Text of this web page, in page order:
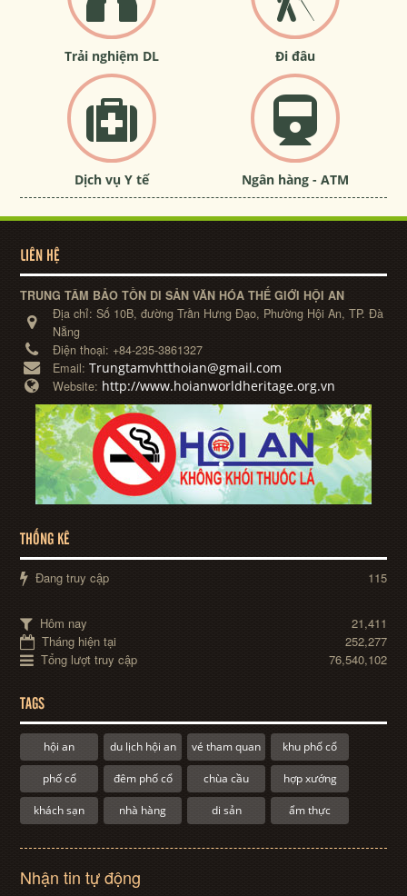
Trải nghiệm DL Đi đâu
Dịch vụ Y tế Ngân hàng - ATM
LIÊN HỆ
TRUNG TÂM BẢO TỒN DI SẢN VĂN HÓA THẾ GIỚI HỘI AN
Địa chỉ:Số 10B, đường Trần Hưng Đạo, Phường Hội An, TP. Đà
Nẵng
Điện thoại: +84-235-3861327
Email:Trungtamvhtthoian@gmail.com
Website: http://www.hoianworldheritage.org.vn
THỐNG KÊ
Đang truy cập 115
Hôm nay
21,411
Tháng hiện tại
252,277
Tổng lượt truy cập
76,540,102
TAGS
hội an du lịch hội an vé tham quan khu phố cổ
phố cổ đêm phố cổ chùa cầu hợp xướng
khách sạn nhà hàng di sản ẩm thực
Nhận tin tự động